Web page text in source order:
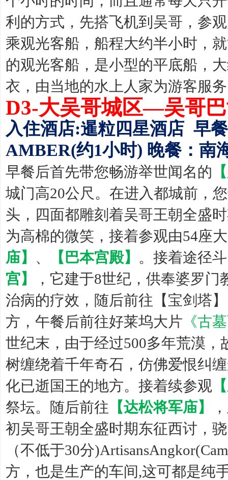
利的方式，先搭飞机到吴哥，参
乘观光客船，船程大约半小时，
的观光客船，是小型的平底船，
衣，由当地的水上人家为游客服
D3-大吴哥城区—吴哥
入住酒店:暹粒四星酒店 早
AMBER(约1小时) 晚餐：南
早餐后首先带您畅游举世闻名的
城门高20公尺。在进入都城前，
头，四面都雕刻着吴哥王朝全盛
为高棉的微笑，接着参观由54座
庙】 、 【巴本宫殿】 。接着途径斗
宫】
，它建于8世纪，供奉婆罗
治病的疗效，随后前往【宝剑塔
方，午餐后前往好莱坞大片 《古
世纪末，由于经过500多年荒漠
树缠绕着千年奇石，仿佛爱恨纠
化已逝国王的地方。接着续参观
祭坛。随后前往 【达松将军庙】
初吴哥王朝全盛时期东征西讨，
（不低于30分
方，也是生产的车间,这可都是纯